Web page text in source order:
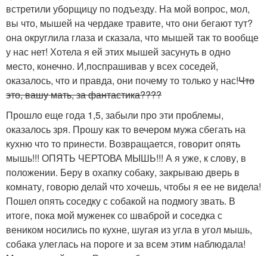
встретили уборщицу по подъезду. На мой вопрос, мол,
вы что, мышей на чердаке травите, что они бегают тут?
она округлила глаза и сказала, что мышей так то вообще
у нас нет! Хотела я ей этих мышей засунуть в одно
место, конечно. И,поспрашивав у всех соседей,
оказалось, что и правда, они почему то только у нас!Что
это, вашу мать, за фантастика????
Прошло еще года 1,5, забыли про эти проблемы,
оказалось зря. Прошу как то вечером мужа сбегать на
кухню что то принести. Возвращается, говорит опять
мышь!!! ОПЯТЬ ЧЕРТОВА МЫШЬ!!! А я уже, к слову, в
положении. Беру в охапку собаку, закрываю дверь в
комнату, говорю делай что хочешь, чтобы я ее не видела!
Пошел опять соседку с собакой на подмогу звать. В
итоге, пока мой муженек со шваброй и соседка с
веником носились по кухне, шугая из угла в угол мышь,
собака улеглась на пороге и за всем этим наблюдала!